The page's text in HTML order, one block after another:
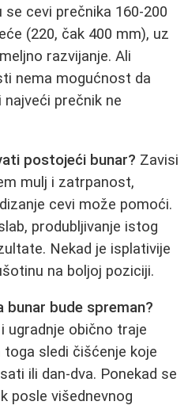
cevi prečnika 160-200
(220, čak 400 mm), uz
razvijanje. Ali
nema mogućnost da
prečnik ne
postojeći bunar? Zavisi
mulj i zatrpanost,
cevi može pomoći.
produbljivanje istog
Nekad je isplativije
na boljoj poziciji.
bunar bude spreman?
ugradnje obično traje
sledi čišćenje koje
ili dan-dva. Ponekad se
posle višednevnog